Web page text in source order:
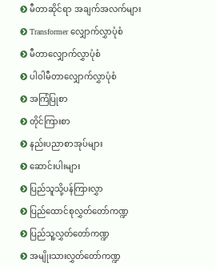
မီတာဆိုင်ရာ အချက်အလက်များ
Transformer လျှောက်လွှာပုံစံ
မီတာလျှောက်လွှာပုံစံ
ပါဝါမီတာလျှောက်လွှာပုံစံ
အကြံပြုစာ
တိုင်ကြားစာ
နည်းပညာစာအုပ်များ
ဆောင်းပါးများ
ပြည်သူသို့ပန်ကြားလွှာ
ပြည်ထောင်စုလွှတ်တော်ကဏ္ဍ
ပြည်သူ့လွှတ်တော်ကဏ္ဍ
အမျိုးသားလွှတ်တော်ကဏ္ဍ